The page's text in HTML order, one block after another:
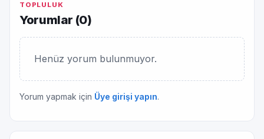
TOPLULUK
Yorumlar (0)
Henüz yorum bulunmuyor.
Yorum yapmak için Üye girişi yapın.